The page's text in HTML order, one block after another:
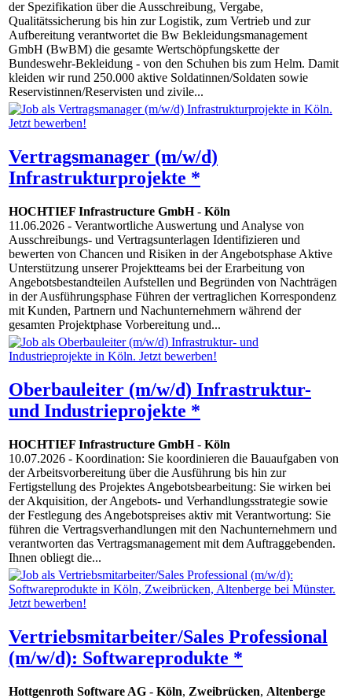
der Spezifikation über die Ausschreibung, Vergabe,
Qualitätssicherung bis hin zur Logistik, zum Vertrieb und zur
Aufbereitung verantwortet die Bw Bekleidungsmanagement
GmbH (BwBM) die gesamte Wertschöpfungskette der
Bundeswehr-Bekleidung - von den Schuhen bis zum Helm. Damit
kleiden wir rund 250.000 aktive Soldatinnen/Soldaten sowie
Reservistinnen/Reservisten und zivile...
Vertragsmanager (m/w/d)
Infrastrukturprojekte *
HOCHTIEF Infrastructure GmbH- Köln
11.06.2026 - Verantwortliche Auswertung und Analyse von
Ausschreibungs- und Vertragsunterlagen Identifizieren und
bewerten von Chancen und Risiken in der Angebotsphase Aktive
Unterstützung unserer Projektteams bei der Erarbeitung von
Angebotsbestandteilen Aufstellen und Begründen von Nachträgen
in der Ausführungsphase Führen der vertraglichen Korrespondenz
mit Kunden, Partnern und Nachunternehmern während der
gesamten Projektphase Vorbereitung und...
Oberbauleiter (m/w/d) Infrastruktur-
und Industrieprojekte *
HOCHTIEF Infrastructure GmbH- Köln
10.07.2026 - Koordination: Sie koordinieren die Bauaufgaben von
der Arbeitsvorbereitung über die Ausführung bis hin zur
Fertigstellung des Projektes Angebotsbearbeitung: Sie wirken bei
der Akquisition, der Angebots- und Verhandlungsstrategie sowie
der Festlegung des Angebotspreises aktiv mit Verantwortung: Sie
führen die Vertragsverhandlungen mit den Nachunternehmern und
verantworten das Vertragsmanagement mit dem Auftraggebenden.
Ihnen obliegt die...
Vertriebsmitarbeiter/Sales Professional
(m/w/d): Softwareprodukte *
Hottgenroth Software AG - Köln, Zweibrücken, Altenberge